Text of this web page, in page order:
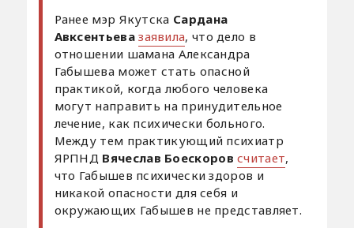
Ранее мэр Якутска Сардана
Авксентьевазаявила, что дело в
отношении шамана Александра
Габышева может стать опасной
практикой, когда любого человека
могут направить на принудительное
лечение, как психически больного.
Между тем практикующий психиатр
ЯРПНД Вячеслав Боескоров считает,
что Габышев психически здоров и
никакой опасности для себя и
окружающих Габышев не представляет.